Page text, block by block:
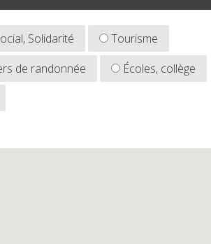
Solidarité
Tourisme
de randonnée
Écoles, collège